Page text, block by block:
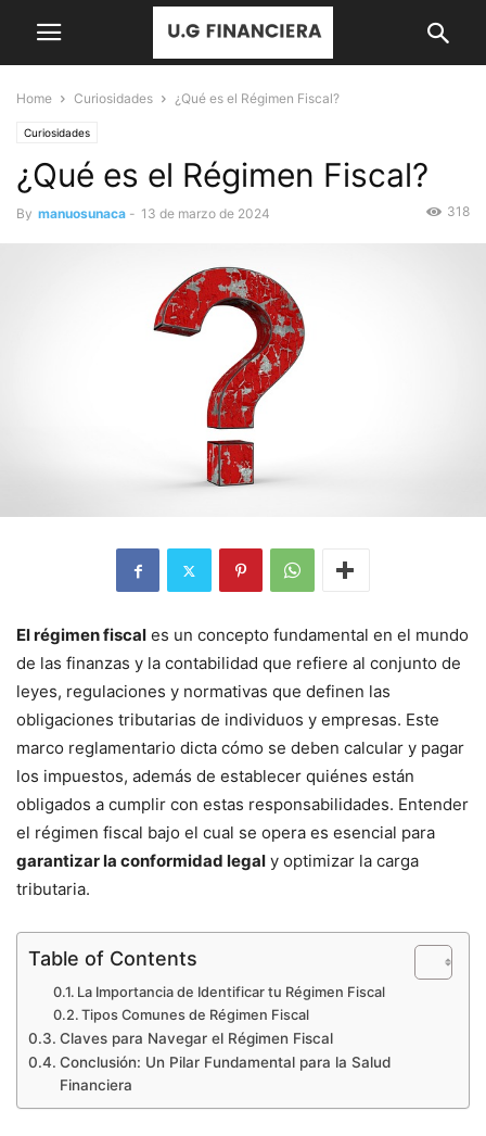
Home Curiosidades ¿Qué es el Régimen Fiscal?
Curiosidades
¿Qué es el Régimen Fiscal?
By manuosunaca - 13 de marzo de 2024 318
El régimen fiscal es un concepto fundamental en el mundo
de las finanzas y la contabilidad que refiere al conjunto de
leyes, regulaciones y normativas que definen las
obligaciones tributarias de individuos y empresas. Este
marco reglamentario dicta cómo se deben calcular y pagar
los impuestos, además de establecer quiénes están
obligados a cumplir con estas responsabilidades. Entender
el régimen fiscal bajo el cual se opera es esencial para
garantizar la conformidad legal y optimizar la carga
tributaria.
Table of Contents
La Importancia de Identificar tu Régimen Fiscal
Tipos Comunes de Régimen Fiscal
Claves para Navegar el Régimen Fiscal
Conclusión: Un Pilar Fundamental para la Salud
Financiera